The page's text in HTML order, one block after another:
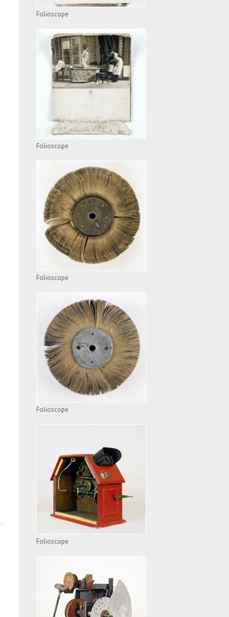
Folioscope
FOLIOSCOPE
Folioscope
FOLIOSCOPE
VOIR L'APPAREIL
Folioscope
FOLIOSCOPE
VOIR L'APPAREIL
Folioscope
FOLIOSCOPE
VOIR L'APPAREIL
Folioscope
FOLIOSCOPE
VOIR L'APPAREIL